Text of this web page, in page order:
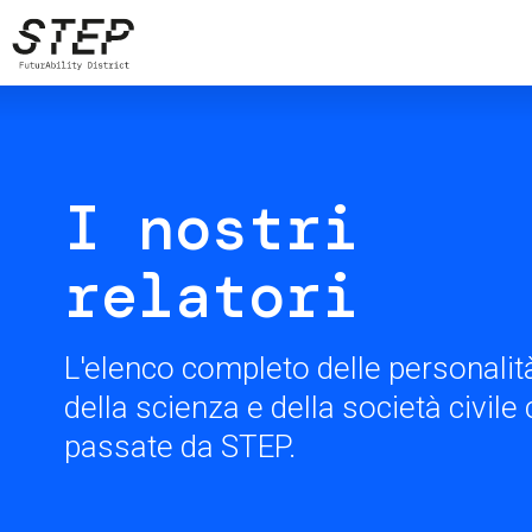
Salta
al
contenuto
I nostri
relatori
L'elenco completo delle
della scienza e della società civile
passate da STEP.